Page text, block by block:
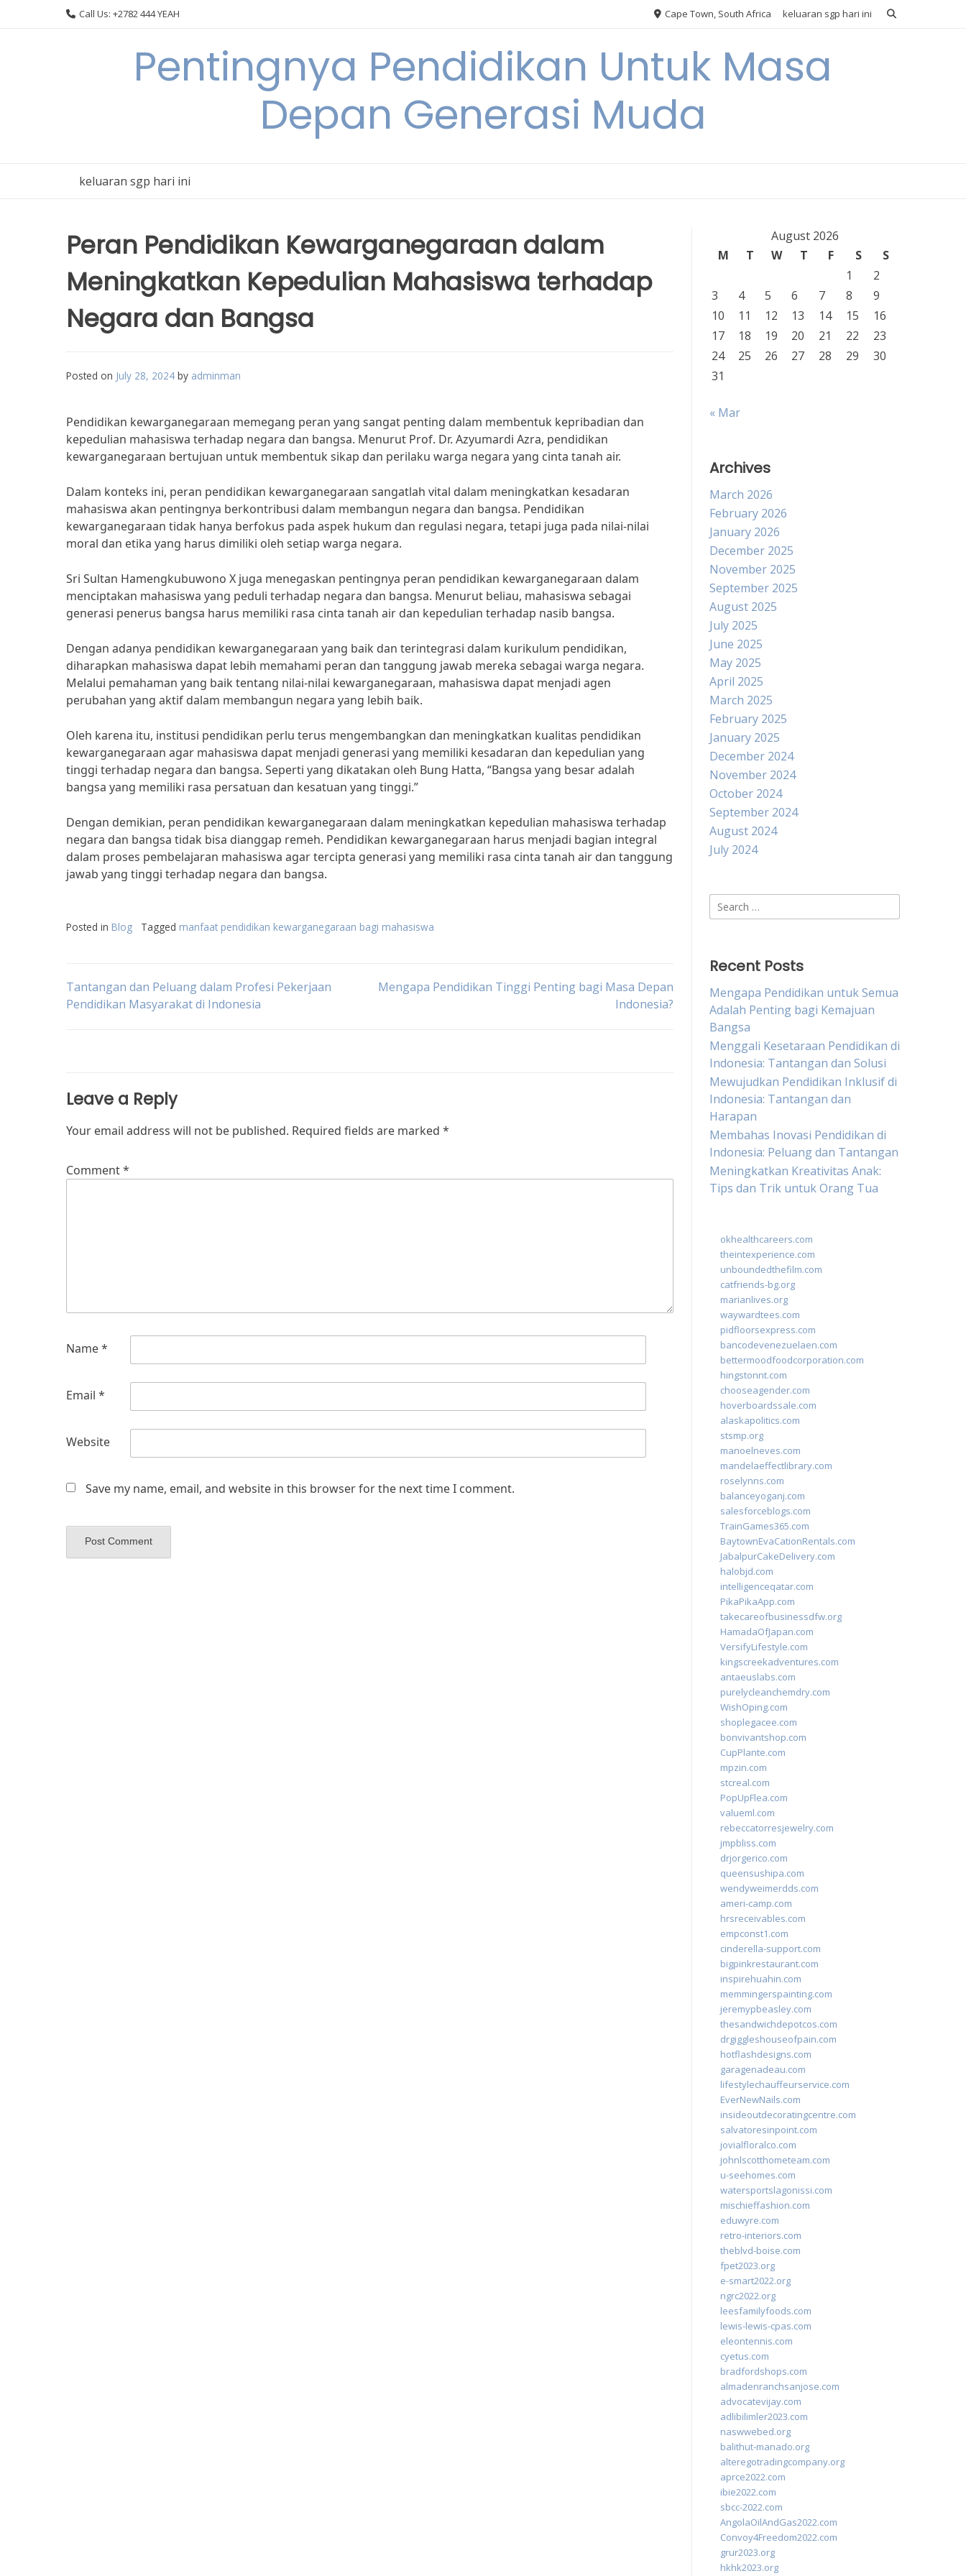
Call Us: +2782 444 YEAH Cape Town, South Africa keluaran sgp hari ini
Pentingnya Pendidikan Untuk Masa
Depan Generasi Muda
keluaran sgp hari ini
Peran Pendidikan Kewarganegaraan dalam
Meningkatkan Kepedulian Mahasiswa terhadap
Negara dan Bangsa
Posted on July 28, 2024 by adminman
Pendidikan kewarganegaraan memegang peran yang sangat penting dalam membentuk kepribadian dan
kepedulian mahasiswa terhadap negara dan bangsa. Menurut Prof. Dr. Azyumardi Azra, pendidikan
kewarganegaraan bertujuan untuk membentuk sikap dan perilaku warga negara yang cinta tanah air.
Dalam konteks ini, peran pendidikan kewarganegaraan sangatlah vital dalam meningkatkan kesadaran
mahasiswa akan pentingnya berkontribusi dalam membangun negara dan bangsa. Pendidikan
kewarganegaraan tidak hanya berfokus pada aspek hukum dan regulasi negara, tetapi juga pada nilai-nilai
moral dan etika yang harus dimiliki oleh setiap warga negara.
Sri Sultan Hamengkubuwono X juga menegaskan pentingnya peran pendidikan kewarganegaraan dalam
menciptakan mahasiswa yang peduli terhadap negara dan bangsa. Menurut beliau, mahasiswa sebagai
generasi penerus bangsa harus memiliki rasa cinta tanah air dan kepedulian terhadap nasib bangsa.
Dengan adanya pendidikan kewarganegaraan yang baik dan terintegrasi dalam kurikulum pendidikan,
diharapkan mahasiswa dapat lebih memahami peran dan tanggung jawab mereka sebagai warga negara.
Melalui pemahaman yang baik tentang nilai-nilai kewarganegaraan, mahasiswa dapat menjadi agen
perubahan yang aktif dalam membangun negara yang lebih baik.
Oleh karena itu, institusi pendidikan perlu terus mengembangkan dan meningkatkan kualitas pendidikan
kewarganegaraan agar mahasiswa dapat menjadi generasi yang memiliki kesadaran dan kepedulian yang
tinggi terhadap negara dan bangsa. Seperti yang dikatakan oleh Bung Hatta, “Bangsa yang besar adalah
bangsa yang memiliki rasa persatuan dan kesatuan yang tinggi.”
Dengan demikian, peran pendidikan kewarganegaraan dalam meningkatkan kepedulian mahasiswa terhadap
negara dan bangsa tidak bisa dianggap remeh. Pendidikan kewarganegaraan harus menjadi bagian integral
dalam proses pembelajaran mahasiswa agar tercipta generasi yang memiliki rasa cinta tanah air dan tanggung
jawab yang tinggi terhadap negara dan bangsa.
Posted in Blog Tagged manfaat pendidikan kewarganegaraan bagi mahasiswa
Post
Tantangan dan Peluang dalam Profesi Pekerjaan
Pendidikan Masyarakat di Indonesia
Mengapa Pendidikan Tinggi Penting bagi Masa Depan
Indonesia?
Leave a Reply
Your email address will not be published. Required fields are marked *
Comment*
Name*
Email *
Website
Save my name, email, and website in this browser for the next time I comment.
August 2026
M
T W T F S
S
1
2
3
4 5 6 7 8
9
10
11 12 13 14 15
16
17
18 19 20 21 22
23
24
25 26 27 28 29
30
31
« Mar
Archives
March 2026
February 2026
January 2026
December 2025
November 2025
September 2025
August 2025
July 2025
June 2025
May 2025
April 2025
March 2025
February 2025
January 2025
December 2024
November 2024
October 2024
September 2024
August 2024
July 2024
Search
for:
Recent Posts
Mengapa Pendidikan untuk Semua
Adalah Penting bagi Kemajuan
Bangsa
Menggali Kesetaraan Pendidikan di
Indonesia: Tantangan dan Solusi
Mewujudkan Pendidikan Inklusif di
Indonesia: Tantangan dan
Harapan
Membahas Inovasi Pendidikan di
Indonesia: Peluang dan Tantangan
Meningkatkan Kreativitas Anak:
Tips dan Trik untuk Orang Tua
okhealthcareers.com
theintexperience.com
unboundedthefilm.com
catfriends-bg.org
marianlives.org
waywardtees.com
pidfloorsexpress.com
bancodevenezuelaen.com
bettermoodfoodcorporation.com
hingstonnt.com
chooseagender.com
hoverboardssale.com
alaskapolitics.com
stsmp.org
manoelneves.com
mandelaeffectlibrary.com
roselynns.com
balanceyoganj.com
salesforceblogs.com
TrainGames365.com
BaytownEvaCationRentals.com
JabalpurCakeDelivery.com
halobjd.com
intelligenceqatar.com
PikaPikaApp.com
takecareofbusinessdfw.org
HamadaOfJapan.com
VersifyLifestyle.com
kingscreekadventures.com
antaeuslabs.com
purelycleanchemdry.com
WishOping.com
shoplegacee.com
bonvivantshop.com
CupPlante.com
mpzin.com
stcreal.com
PopUpFlea.com
valueml.com
rebeccatorresjewelry.com
jmpbliss.com
drjorgerico.com
queensushipa.com
wendyweimerdds.com
ameri-camp.com
hrsreceivables.com
empconst1.com
cinderella-support.com
bigpinkrestaurant.com
inspirehuahin.com
memmingerspainting.com
jeremypbeasley.com
thesandwichdepotcos.com
drgiggleshouseofpain.com
hotflashdesigns.com
garagenadeau.com
lifestylechauffeurservice.com
EverNewNails.com
insideoutdecoratingcentre.com
salvatoresinpoint.com
jovialfloralco.com
johnlscotthometeam.com
u-seehomes.com
watersportslagonissi.com
mischieffashion.com
eduwyre.com
retro-interiors.com
theblvd-boise.com
fpet2023.org
e-smart2022.org
ngrc2022.org
leesfamilyfoods.com
lewis-lewis-cpas.com
eleontennis.com
cyetus.com
bradfordshops.com
almadenranchsanjose.com
advocatevijay.com
adlibilimler2023.com
naswwebed.org
balithut-manado.org
alteregotradingcompany.org
aprce2022.com
ibie2022.com
sbcc-2022.com
AngolaOilAndGas2022.com
Convoy4Freedom2022.com
grur2023.org
hkhk2023.org